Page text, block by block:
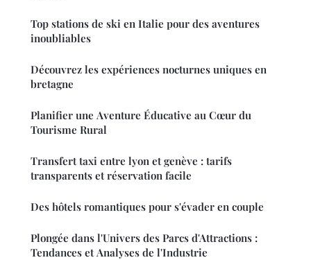
Top stations de ski en Italie pour des aventures
inoubliables
Découvrez les expériences nocturnes uniques en
bretagne
Planifier une Aventure Éducative au Cœur du
Tourisme Rural
Transfert taxi entre lyon et genève : tarifs
transparents et réservation facile
Des hôtels romantiques pour s'évader en couple
Plongée dans l'Univers des Parcs d'Attractions :
Tendances et Analyses de l'Industrie